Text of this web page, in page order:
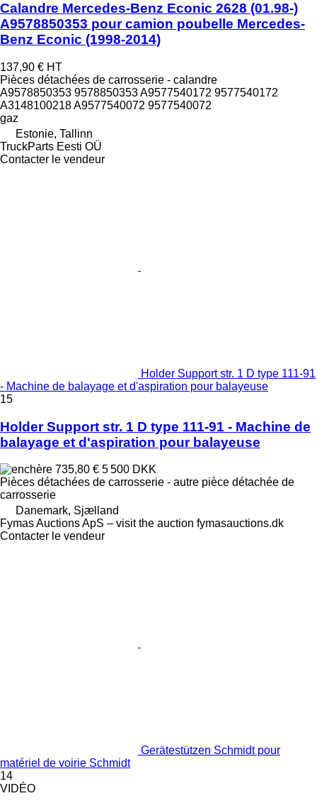
Calandre Mercedes-Benz Econic 2628 (01.98-)
A9578850353 pour camion poubelle Mercedes-
Benz Econic (1998-2014)
137,90 € HT
Pièces détachées de carrosserie - calandre
A9578850353 9578850353 A9577540172 9577540172
A3148100218 A9577540072 9577540072
gaz
Estonie, Tallinn
TruckParts Eesti OÜ
Contacter le vendeur
Holder Support str. 1 D type 111-91
- Machine de balayage et d'aspiration pour balayeuse
15
Holder Support str. 1 D type 111-91 - Machine de
balayage et d'aspiration pour balayeuse
735,80 € 5 500 DKK
Pièces détachées de carrosserie - autre pièce détachée de
carrosserie
Danemark, Sjælland
Fymas Auctions ApS – visit the auction fymasauctions.dk
Contacter le vendeur
Gerätestützen Schmidt pour
matériel de voirie Schmidt
14
VIDÉO